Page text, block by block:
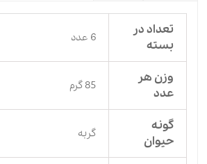
تعداد در
بسته
6 عدد
وزن هر
عدد
85 گرم
گونه
حیوان
گربه